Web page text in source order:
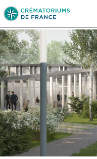
Skip
to
content